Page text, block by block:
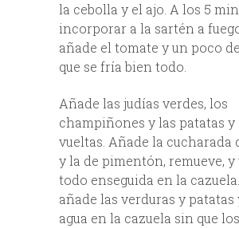
la cebolla y el ajo. A los 5
incorporar a la sartén a
añade el tomate y un poco
que se fría bien todo.
Añade las judías verdes, los
champiñones y las patatas y
vueltas. Añade la cucharada
y la de pimentón, remueve, y
todo enseguida en la
añade las verduras y patatas
agua en la cazuela sin que los